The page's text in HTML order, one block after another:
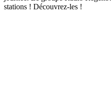
stations ! Découvrez-les !